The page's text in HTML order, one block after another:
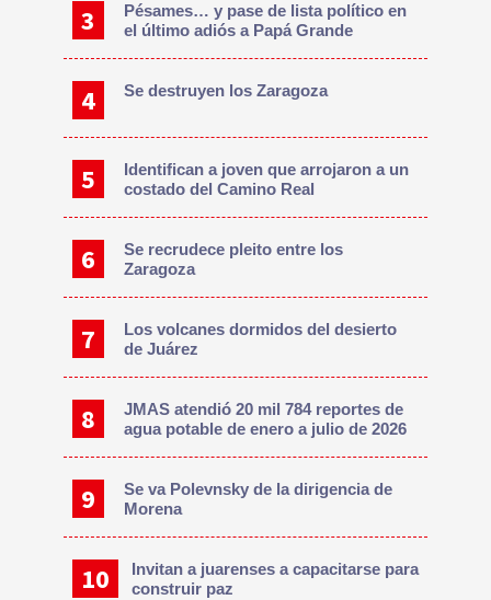
Pésames… y pase de lista político en
el último adiós a Papá Grande
Se destruyen los Zaragoza
Identifican a joven que arrojaron a un
costado del Camino Real
Se recrudece pleito entre los
Zaragoza
Los volcanes dormidos del desierto
de Juárez
JMAS atendió 20 mil 784 reportes de
agua potable de enero a julio de 2026
Se va Polevnsky de la dirigencia de
Morena
Invitan a juarenses a capacitarse para
construir paz